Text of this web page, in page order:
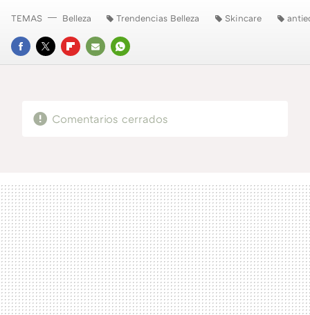
FACEBOOK
TWITTERFLIPBOARD
E-
WHATSAPP
TEMAS Belleza Trendencias Belleza Skincare
Comentarios cerrados